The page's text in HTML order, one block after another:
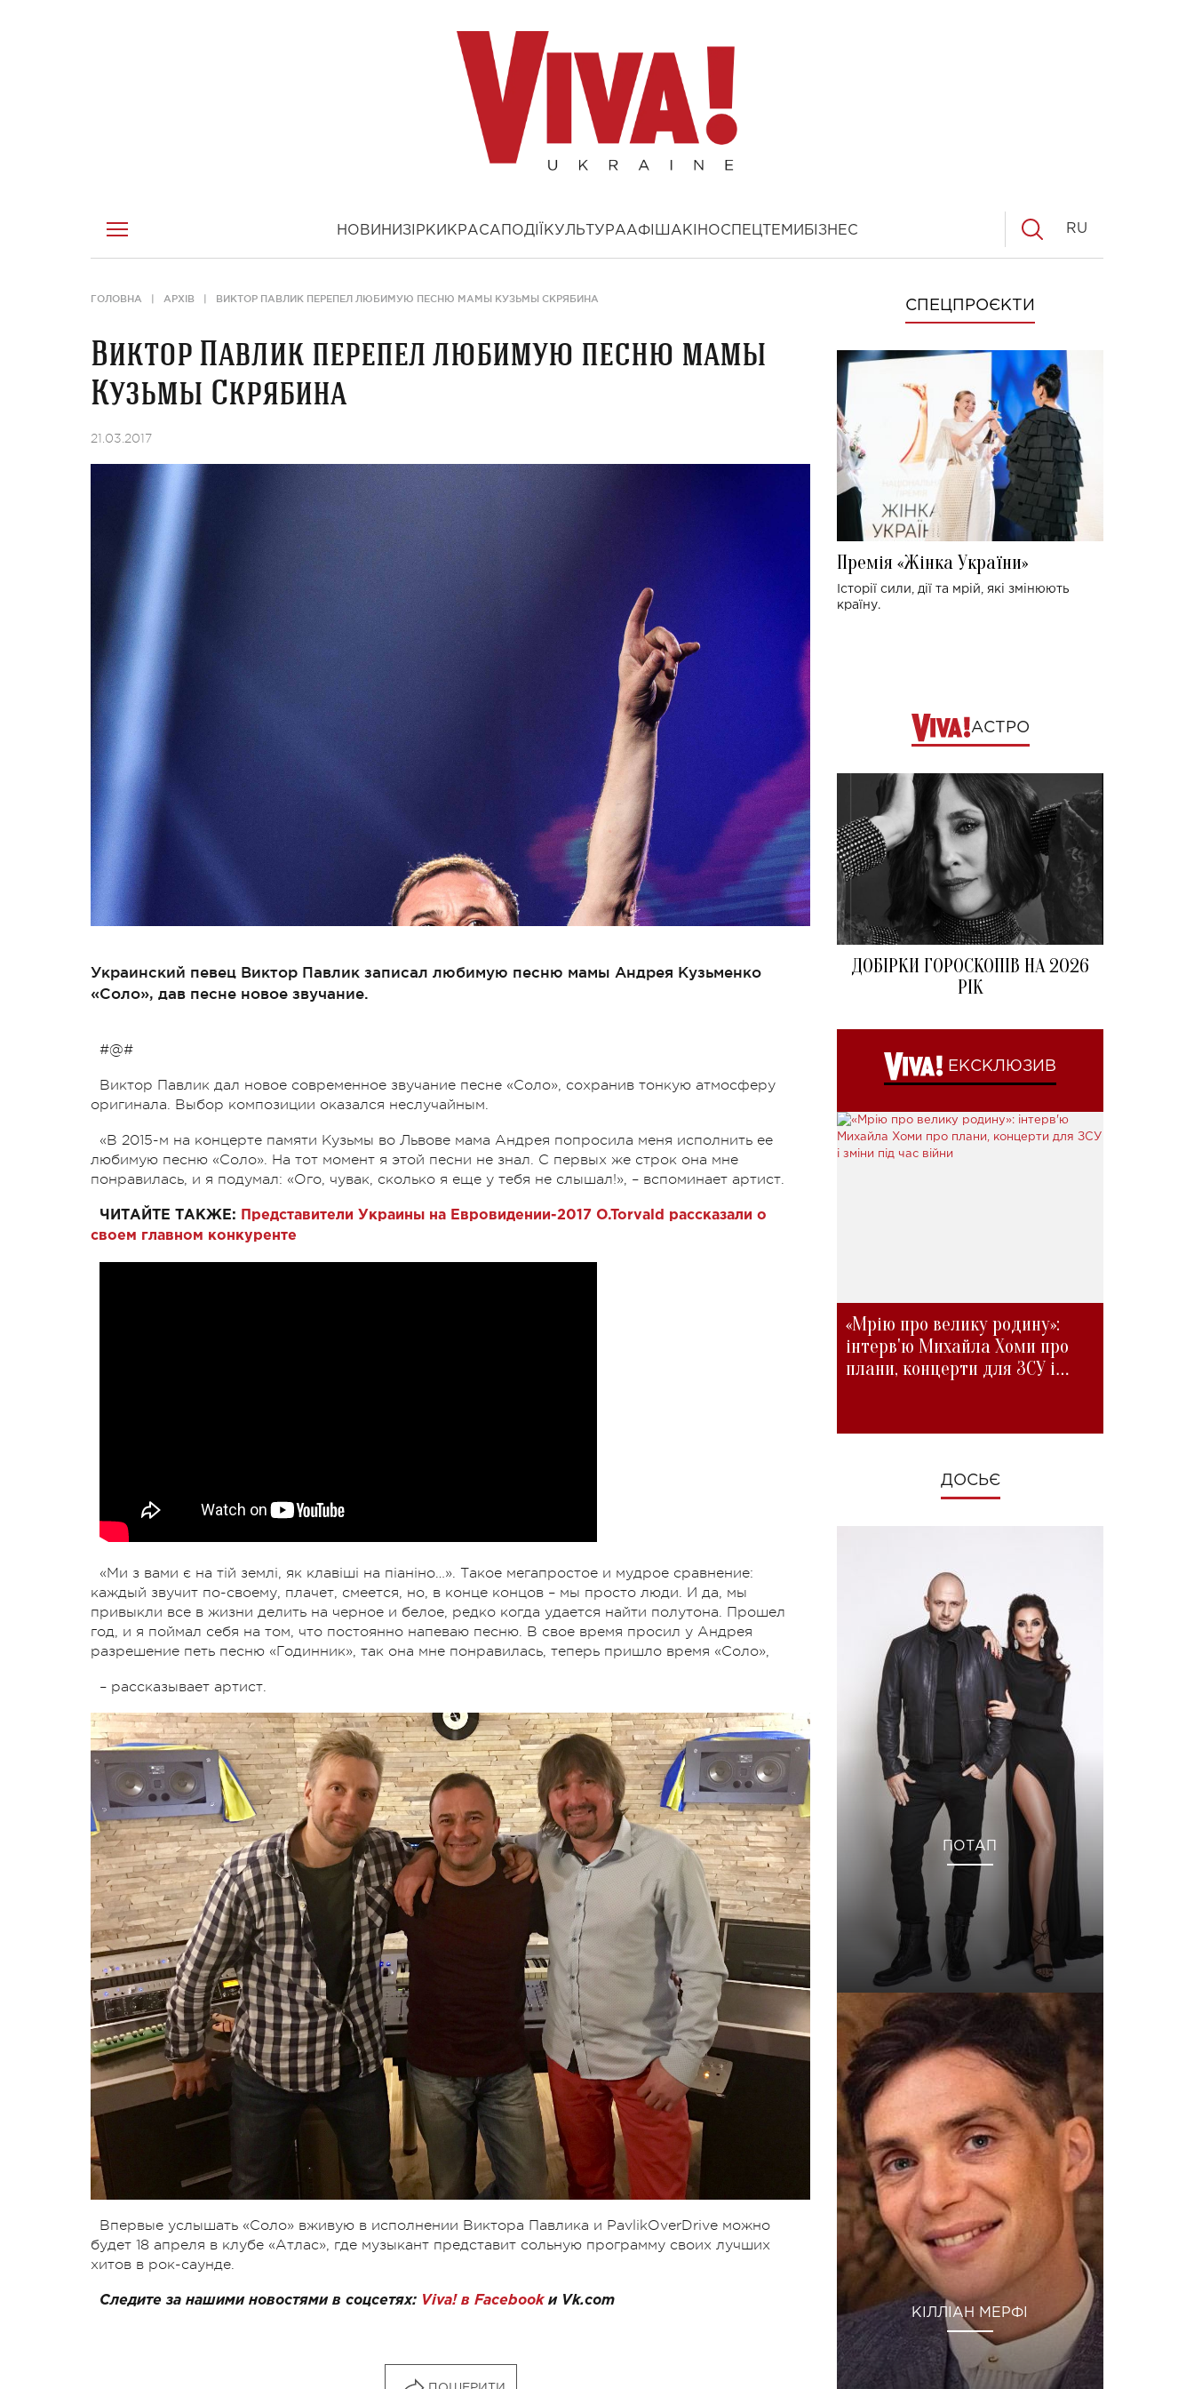
НОВИНИ ЗІРКИ КРАСА ПОДІЇ КУЛЬТУРААФІША КІНОСПЕЦТЕМИ БІЗНЕС RU
ГОЛОВНА АРХІВ ВИКТОР ПАВЛИК ПЕРЕПЕЛ ЛЮБИМУЮ ПЕСНЮ МАМЫ КУЗЬМЫ СКРЯБИНА
Виктор Павлик перепел любимую песню мамы
Кузьмы Скрябина
21.03.2017
Украинский певец Виктор Павлик записал любимую песню мамы Андрея Кузьменко
«Соло», дав песне новое звучание.
#@#
Виктор Павлик дал новое современное звучание песне «Соло», сохранив тонкую атмосферу
оригинала. Выбор композиции оказался неслучайным.
«В 2015-м на концерте памяти Кузьмы во Львове мама Андрея попросила меня исполнить ее
любимую песню «Соло». На тот момент я этой песни не знал. С первых же строк она мне
понравилась, и я подумал: «Ого, чувак, сколько я еще у тебя не слышал!», – вспоминает артист.
ЧИТАЙТЕ ТАКЖЕ:
Представители Украины на Евровидении-2017 O.Torvald рассказали о
своем главном конкуренте
«Ми з вами є на тій землі, як клавіші на піаніно…». Такое мегапростое и мудрое сравнение:
каждый звучит по-своему, плачет, смеется, но, в конце концов – мы просто люди. И да, мы
привыкли все в жизни делить на черное и белое, редко когда удается найти полутона. Прошел
год, и я поймал себя на том, что постоянно напеваю песню. В свое время просил у Андрея
разрешение петь песню «Годинник», так она мне понравилась, теперь пришло время «Соло»,
– рассказывает артист.
Впервые услышать «Соло» вживую в исполнении Виктора Павлика и PavlikOverDrive можно
будет 18 апреля в клубе «Атлас», где музыкант представит сольную программу своих лучших
хитов в рок-саунде.
Следите за нашими новостями в соцсетях: Viva! в Facebookи Vk.com
СПЕЦПРОЄКТИ
Премія «Жінка України»
Історії сили, дії та мрій, які змінюють
країну.
АСТРО
ДОБІРКИ ГОРОСКОПІВ НА 2026
РІК
ЕКСКЛЮЗИВ
«Мрію про велику родину»:
інтерв'ю Михайла Хоми про
плани, концерти для ЗСУ і
ДОСЬЄ
ПОТАП
КІЛЛІАН МЕРФІ